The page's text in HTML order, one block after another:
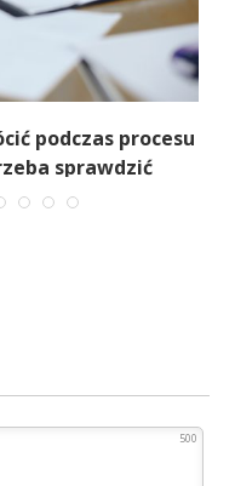
podczas procesu
sprawdzić
500